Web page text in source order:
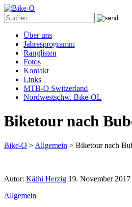
Über uns
Jahresprogramm
Ranglisten
Fotos
Kontakt
Links
MTB-O Switzerland
Nordwestschw. Bike-OL
Biketour nach
Bike-O > Allgemein > Biketour nach
Autor: Käthi Herzig 19. November 2017
Allgemein